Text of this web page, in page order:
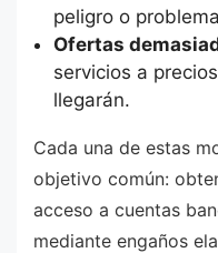
peligro o
Ofertas
servicios a
llegarán.
Cada una de estas
objetivo común:
acceso a cuentas
mediante engaños